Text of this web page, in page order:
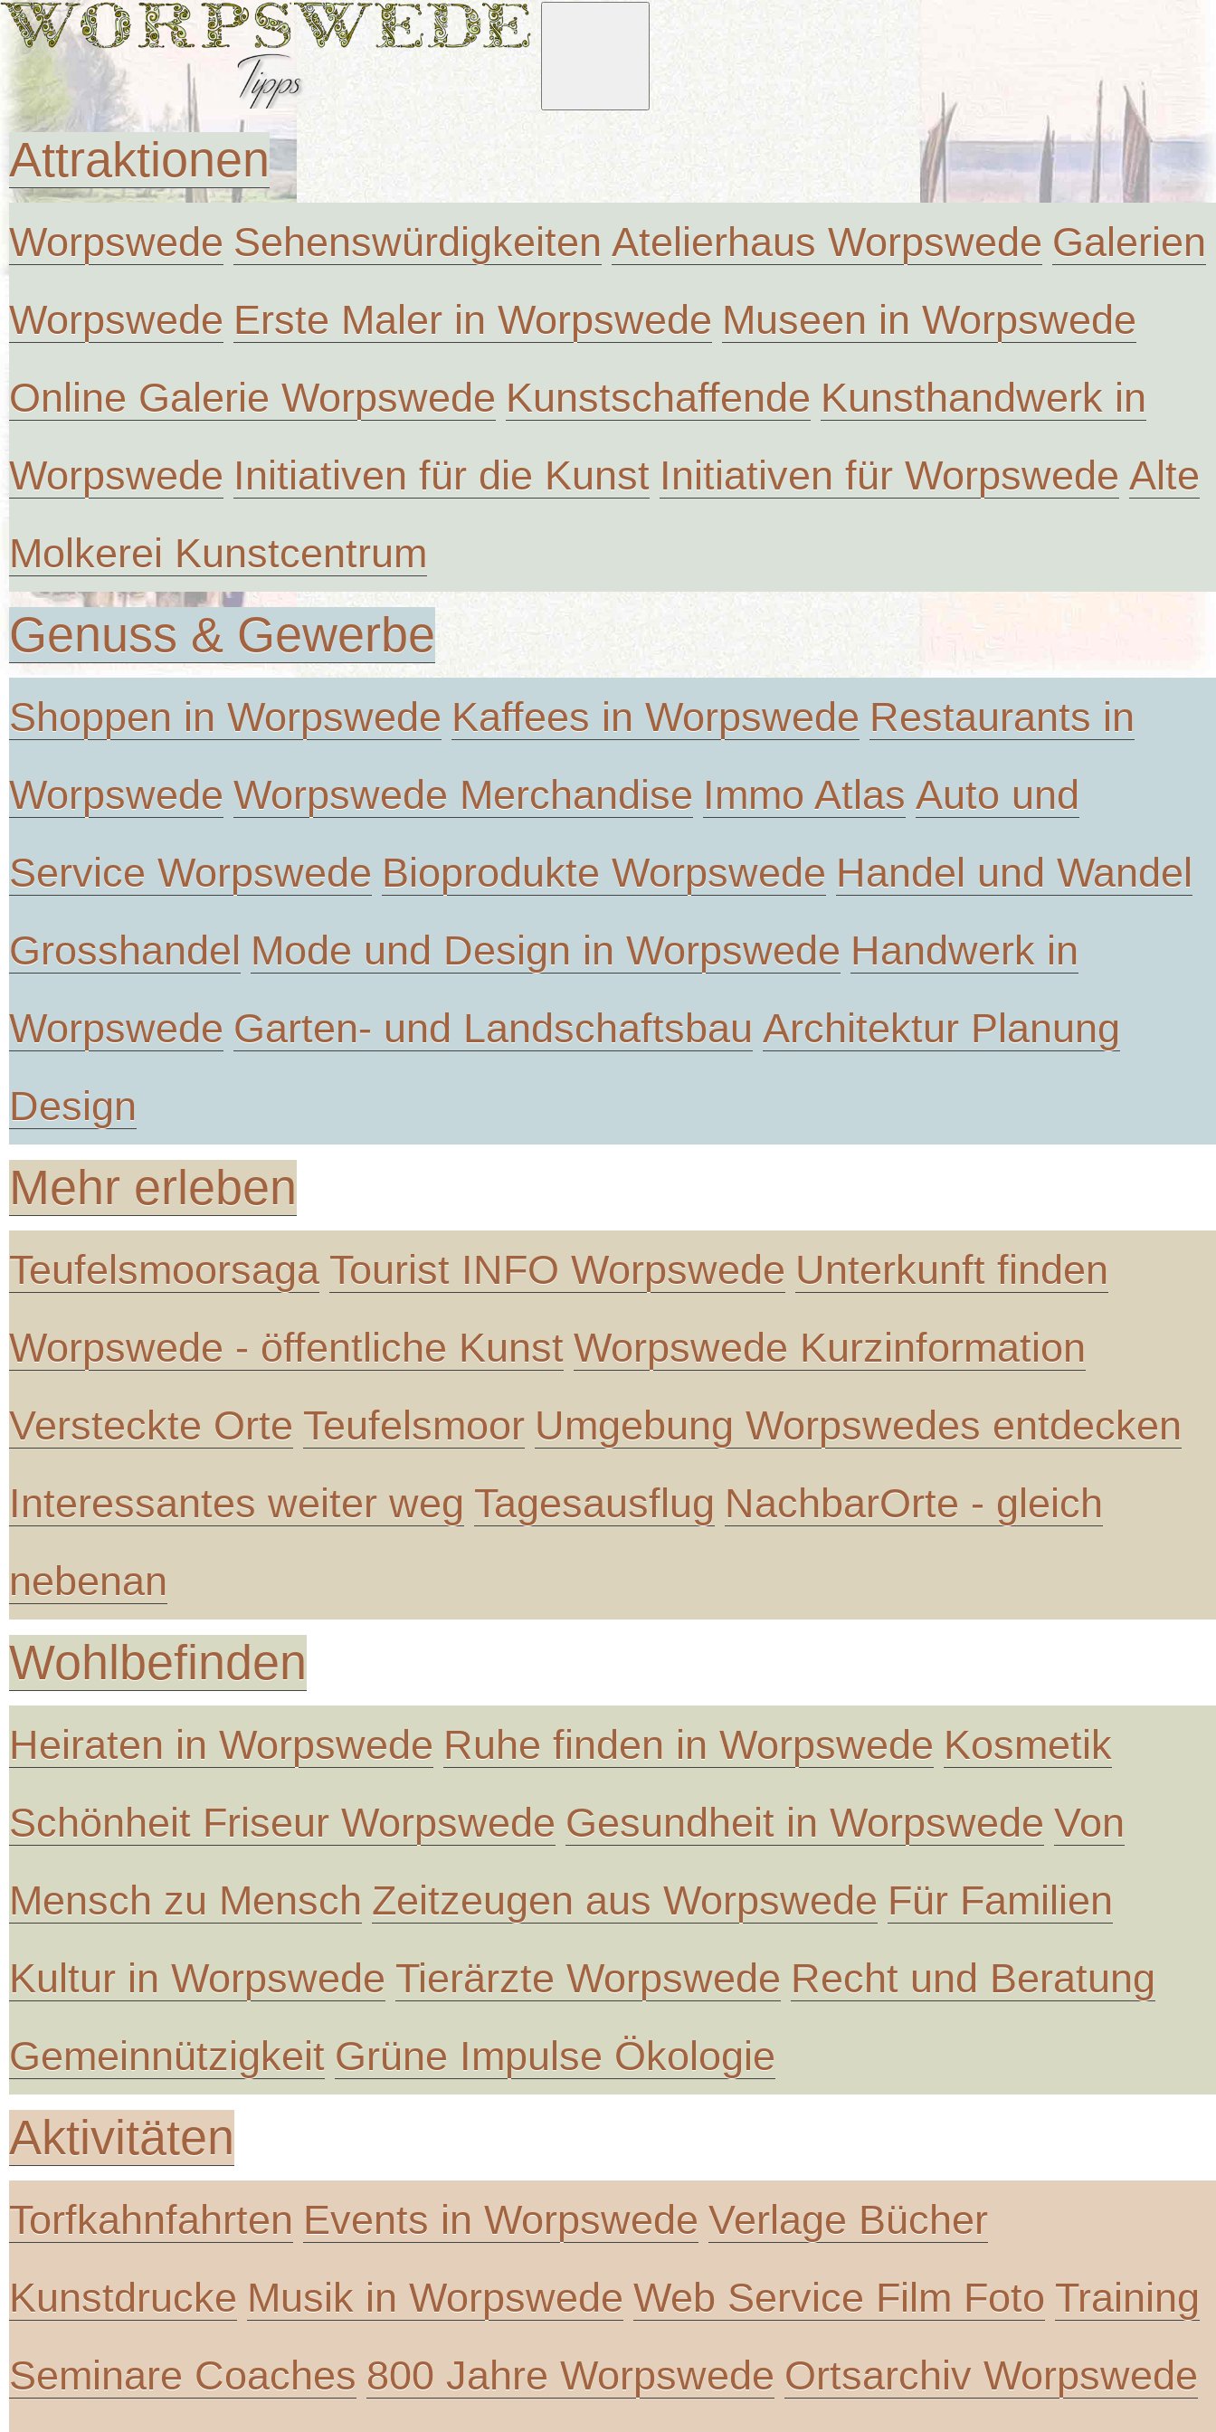
Attraktionen
Worpswede Sehenswürdigkeiten Atelierhaus Worpswede Galerien
Worpswede Erste Maler in Worpswede Museen in Worpswede
Online Galerie Worpswede Kunstschaffende Kunsthandwerk in
Worpswede Initiativen für die Kunst Initiativen für Worpswede Alte
Molkerei Kunstcentrum
Genuss & Gewerbe
Shoppen in Worpswede Kaffees in Worpswede Restaurants in
Worpswede Worpswede Merchandise Immo Atlas Auto und
Service Worpswede Bioprodukte Worpswede Handel und Wandel
Grosshandel Mode und Design in Worpswede Handwerk in
Worpswede Garten- und Landschaftsbau Architektur Planung
Design
Mehr erleben
Teufelsmoorsaga Tourist INFO Worpswede Unterkunft finden
Worpswede - öffentliche Kunst Worpswede Kurzinformation
Versteckte Orte Teufelsmoor Umgebung Worpswedes entdecken
Interessantes weiter weg Tagesausflug NachbarOrte - gleich
nebenan
Wohlbefinden
Heiraten in Worpswede Ruhe finden in Worpswede Kosmetik
Schönheit Friseur Worpswede Gesundheit in Worpswede Von
Mensch zu Mensch Zeitzeugen aus Worpswede Für Familien
Kultur in Worpswede Tierärzte Worpswede Recht und Beratung
Gemeinnützigkeit Grüne Impulse Ökologie
Aktivitäten
Torfkahnfahrten Events in Worpswede Verlage Bücher
Kunstdrucke Musik in Worpswede Web Service Film Foto Training
Seminare Coaches 800 Jahre Worpswede Ortsarchiv Worpswede